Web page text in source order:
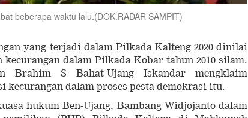
beberapa waktu lalu.(DOK.RADAR SAMPIT)
yang terjadi dalam Pilkada Kalteng 2020 dinilai
dalam Pilkada Kobar tahun 2010 silam.
Brahim S Bahat-Ujang Iskandar mengklaim
kecurangan dalam proses pesta demokrasi itu.
hukum Ben-Ujang, Bambang Widjojanto dalam